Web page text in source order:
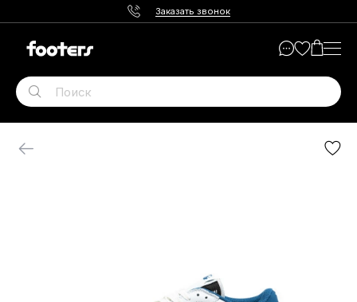
Заказать звонок